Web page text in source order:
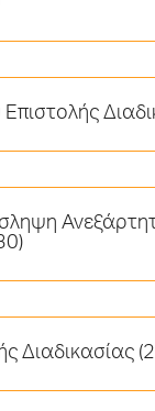
Διαδικασίας